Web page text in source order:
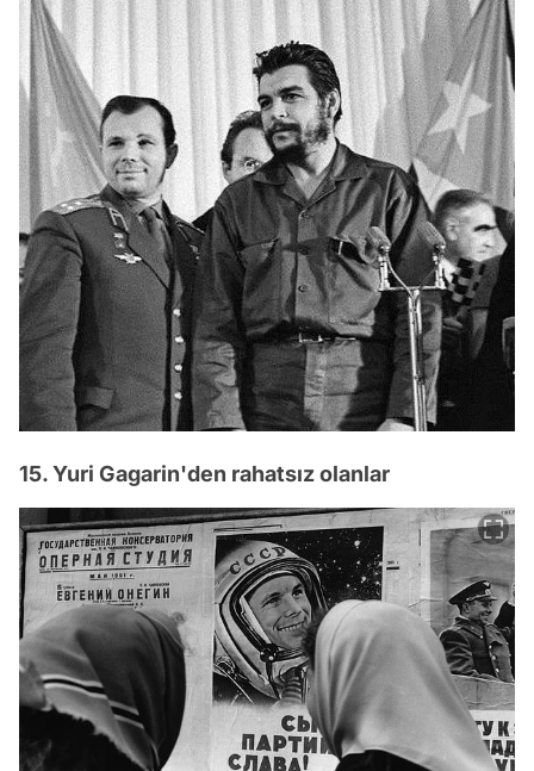
15. Yuri Gagarin'den rahatsız olanlar